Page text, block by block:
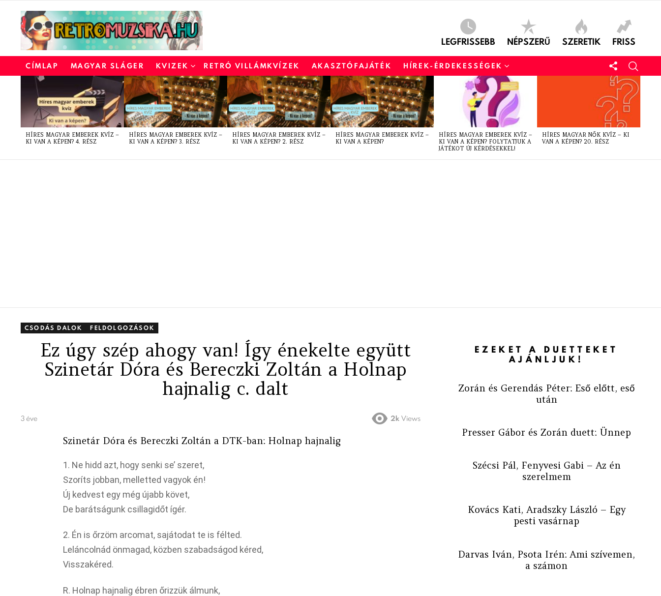
LEGFRISSEBB NÉPSZERŰ SZERETIK FRISS
CÍMLAP MAGYAR SLÁGER KVIZEK RETRÓ VILLÁMKVÍZEK AKASZTÓFAJÁTÉK HÍREK-ÉRDEKESSÉGEK
LATEST
STORIES
HÍRES MAGYAR EMBEREK KVÍZ –
KI VAN A KÉPEN? 4. RÉSZ
HÍRES MAGYAR EMBEREK KVÍZ –
KI VAN A KÉPEN? 3. RÉSZ
HÍRES MAGYAR EMBEREK KVÍZ –
KI VAN A KÉPEN? 2. RÉSZ
HÍRES MAGYAR EMBEREK KVÍZ –
KI VAN A KÉPEN?
HÍRES MAGYAR EMBEREK KVÍZ –
KI VAN A KÉPEN? FOLYTATJUK A
JÁTÉKOT ÚJ KÉRDÉSEKKEL!
HÍRES MAGYAR NŐK KVÍZ – KI
VAN A KÉPEN? 20. RÉSZ
CSODÁS DALOK FELDOLGOZÁSOK
Ez úgy szép ahogy van! Így énekelte együtt
Szinetár Dóra és Bereczki Zoltán a Holnap
hajnalig c. dalt
3 éve 2k Views
Szinetár Dóra és Bereczki Zoltán a DTK-ban: Holnap hajnalig
1. Ne hidd azt, hogy senki se’ szeret,
Szoríts jobban, melletted vagyok én!
Új kedvest egy még újabb követ,
De barátságunk csillagidőt ígér.
2. Én is őrzöm arcomat, sajátodat te is félted.
Leláncolnád önmagad, közben szabadságod kéred,
Visszakéred.
R. Holnap hajnalig ébren őrizzük álmunk,
EZEKET A DUETTEKET
AJÁNLJUK!
Zorán és Gerendás Péter: Eső előtt, eső
után
Presser Gábor és Zorán duett: Ünnep
Szécsi Pál, Fenyvesi Gabi – Az én
szerelmem
Kovács Kati, Aradszky László – Egy
pesti vasárnap
Darvas Iván, Psota Irén: Ami szívemen,
a számon